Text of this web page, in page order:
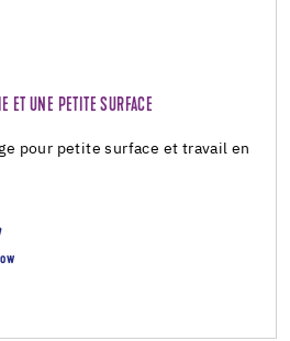
ET UNE PETITE SURFACE
pour petite surface et travail en